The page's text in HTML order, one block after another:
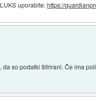
uporabite:https://
da so podatki šifrirani. Če ima